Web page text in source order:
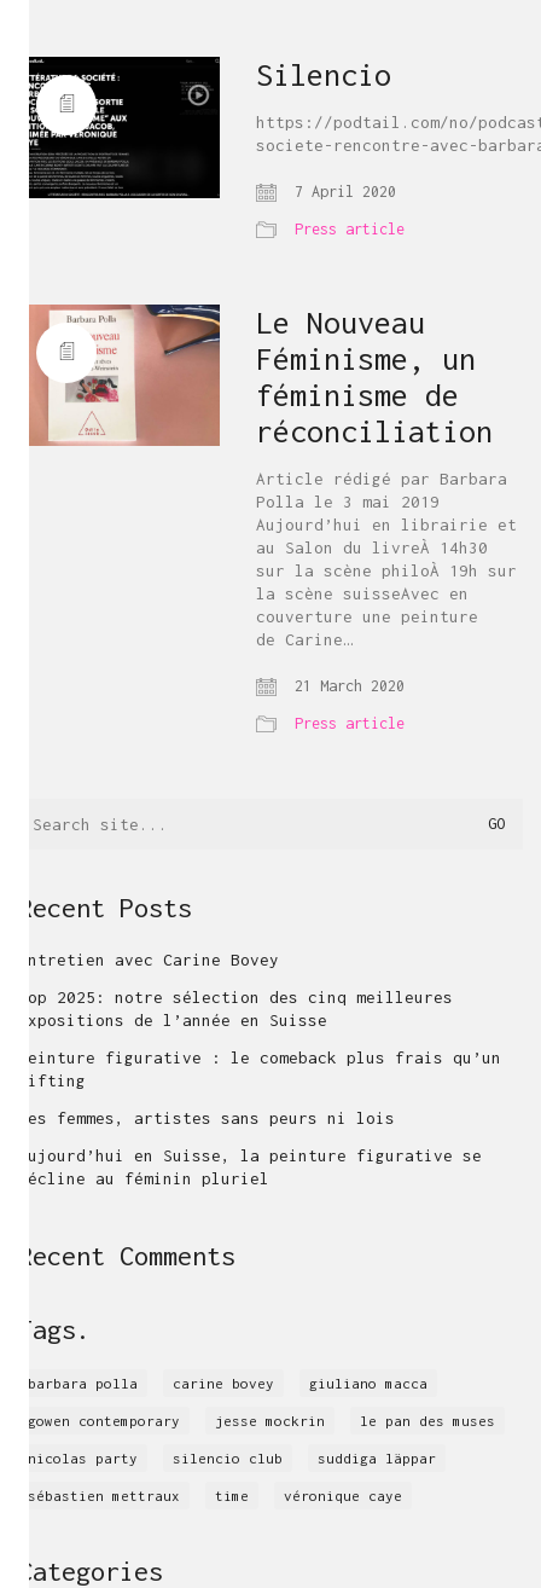
Silencio
https://podtail.com/no/
societe-rencontre-avec-
7 April 2020
Press article
Le Nouveau
Féminisme, un
féminisme de
réconciliation
Article rédigé par Barbara
Polla le 3 mai 2019
Aujourd’hui en librairie et
au Salon du livreÀ 14h30
sur la scène philoÀ 19h sur
la scène suisseAvec en
couverture une peinture
de Carine…
21 March 2020
Press article
for:
Recent Posts
Entretien avec Carine Bovey
Top 2025: notre sélection des cinq meilleures
expositions de l’année en Suisse
Peinture figurative : le comeback plus frais qu’un
lifting
Ces femmes, artistes sans peurs ni lois
Aujourd’hui en Suisse, la peinture figurative se
décline au féminin pluriel
Recent Comments
Tags.
barbara polla carine bovey giuliano macca
gowen contemporary jesse mockrin le pan des muses
nicolas party silencio club suddiga läppar
sébastien mettraux time véronique caye
Categories